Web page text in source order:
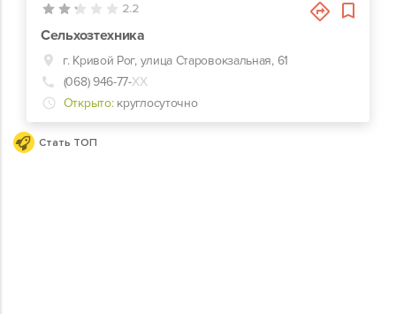
2.2
Сельхозтехника
г. Кривой Рог, улица Старовокзальная, 61
(068) 946-77-ХХ
Открыто: круглосуточно
Стать ТОП